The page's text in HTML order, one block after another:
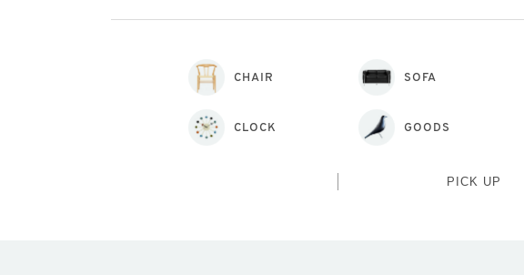
CHAIR SOFA
CLOCK GOODS
PICK UP